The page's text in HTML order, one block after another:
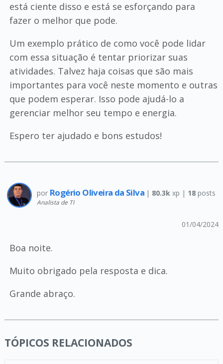
está ciente disso e está se esforçando para
fazer o melhor que pode.
Um exemplo prático de como você pode lidar
com essa situação é tentar priorizar suas
atividades. Talvez haja coisas que são mais
importantes para você neste momento e outras
que podem esperar. Isso pode ajudá-lo a
gerenciar melhor seu tempo e energia.
Espero ter ajudado e bons estudos!
por Rogério Oliveira da Silva | 80.3k xp | 18 posts
Analista de TI
01/04/2024
Boa noite.
Muito obrigado pela resposta e dica.
Grande abraço.
TÓPICOS RELACIONADOS